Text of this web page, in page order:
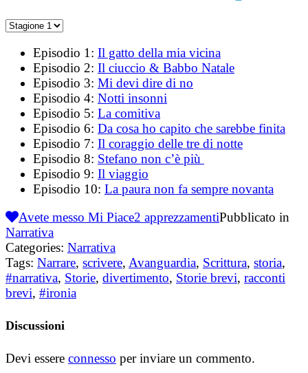
Episodio 1: Il gatto della mia vicina
Episodio 2: Il ciuccio & Babbo Natale
Episodio 3: Mi devi dire di no
Episodio 4: Notti insonni
Episodio 5: La comitiva
Episodio 6: Da cosa ho capito che sarebbe finita
Episodio 7: Il coraggio delle tre di notte
Episodio 8: Stefano non c’è più
Episodio 9: Il viaggio
Episodio 10: La paura non fa sempre novanta
Avete messo Mi Piace2 apprezzamentiPubblicato in
Narrativa
Categories: Narrativa
Tags: Narrare, scrivere, Avanguardia, Scrittura, storia,
#narrativa, Storie, divertimento, Storie brevi, racconti
brevi, #ironia
Discussioni
Devi essere connesso per inviare un commento.